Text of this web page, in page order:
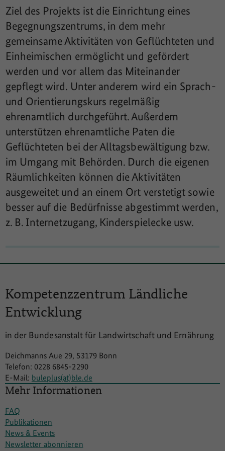
Ziel des Projekts ist die Einrichtung eines
Begegnungszentrums, in dem mehr
gemeinsame Aktivitäten von Geflüchteten und
Einheimischen ermöglicht und gefördert
werden und vor allem das Miteinander
gepflegt wird. Unter anderem wird ein Sprach-
und Orientierungskurs regelmäßig
ehrenamtlich durchgeführt. Außerdem
unterstützen ehrenamtliche Paten die
Geflüchteten bei der Alltagsbewältigung bzw.
im Umgang mit Behörden. Durch die eigenen
Räumlichkeiten können die Aktivitäten
ausgeweitet und an einem Ort verstetigt sowie
besser auf die Bedürfnisse abgestimmt werden,
z. B. Internetzugang, Kinderspielecke usw.
Kompetenzzentrum Ländliche
Entwicklung
in der Bundesanstalt für Landwirtschaft und Ernährung
Deichmanns Aue 29, 53179 Bonn
Telefon: 0228 6845-2290
E-Mail: buleplus(at)ble.de
Mehr Informationen
FAQ
Publikationen
News & Events
Newsletter abonnieren